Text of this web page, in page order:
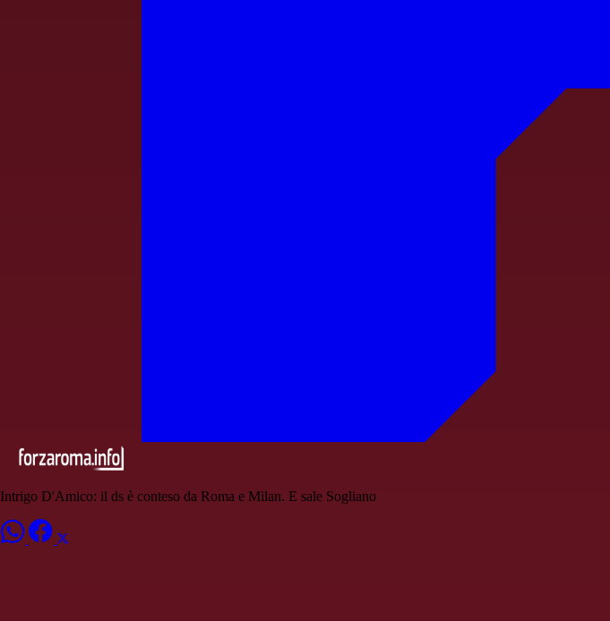
Intrigo D'Amico: il ds è conteso da Roma e Milan. E sale Sogliano